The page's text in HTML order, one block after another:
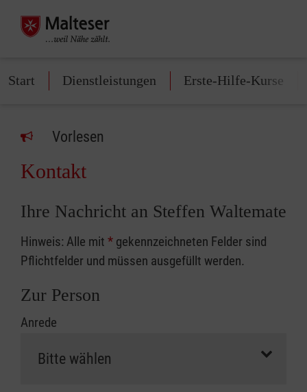
Start Dienstleistungen Erste-Hilfe-Kurse
Vorlesen
Kontakt
Ihre Nachricht an Steffen Waltemate
Hinweis: Alle mit * gekennzeichneten Felder sind
Pflichtfelder und müssen ausgefüllt werden.
Zur Person
Anrede